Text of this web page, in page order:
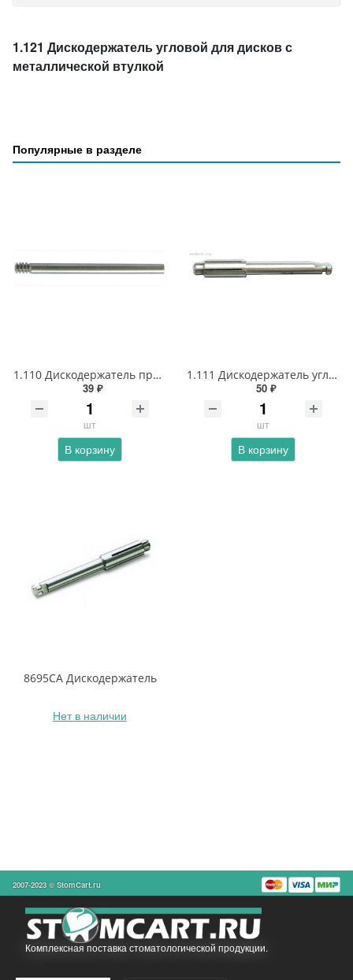
1.121 Дискодержатель угловой для дисков с
металлической втулкой
Популярные в разделе
1.110 Дискодержатель прямой для дисков с пластиковой втулкой
39 ₽
шт
В корзину
1.111 Дискодержатель угловой для дисков с пластиковой втулкой
50 ₽
шт
В корзину
8695CA Дискодержатель
Нет в наличии
2007-2023 © StomCart.ru
Комплексная поставка стоматологической продукции.